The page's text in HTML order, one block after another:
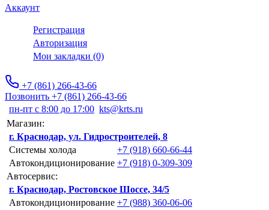
Аккаунт
Регистрация
Авторизация
Мои закладки (0)
+7 (861) 266-43-66
Позвонить +7 (861) 266-43-66
пн-пт с 8:00 до 17:00 kts@krts.ru
Магазин:
г. Краснодар, ул. Гидростроителей, 8
Системы холода
+7 (918) 660-66-44
Автокондиционирование +7 (918) 0-309-309
Автосервис:
г. Краснодар, Ростовское Шоссе, 34/5
Автокондиционирование +7 (988) 360-06-06